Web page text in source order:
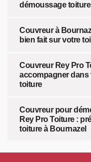
démoussage
Couvreur à
bien fait sur votre
Couvreur Rey Pro
accompagner dans
toiture
Couvreur pour
Rey Pro Toiture :
toiture à Bournazel